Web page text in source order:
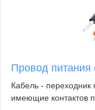
Провод питания
Кабель - переходник
имеющие контактов